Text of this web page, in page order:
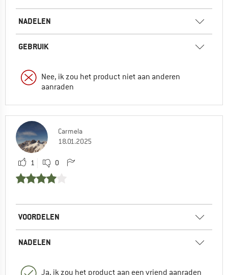
NADELEN
GEBRUIK
Nee, ik zou het product niet aan anderen
aanraden
Carmela
18.01.2025
1 0
VOORDELEN
NADELEN
Ja, ik zou het product aan een vriend aanraden